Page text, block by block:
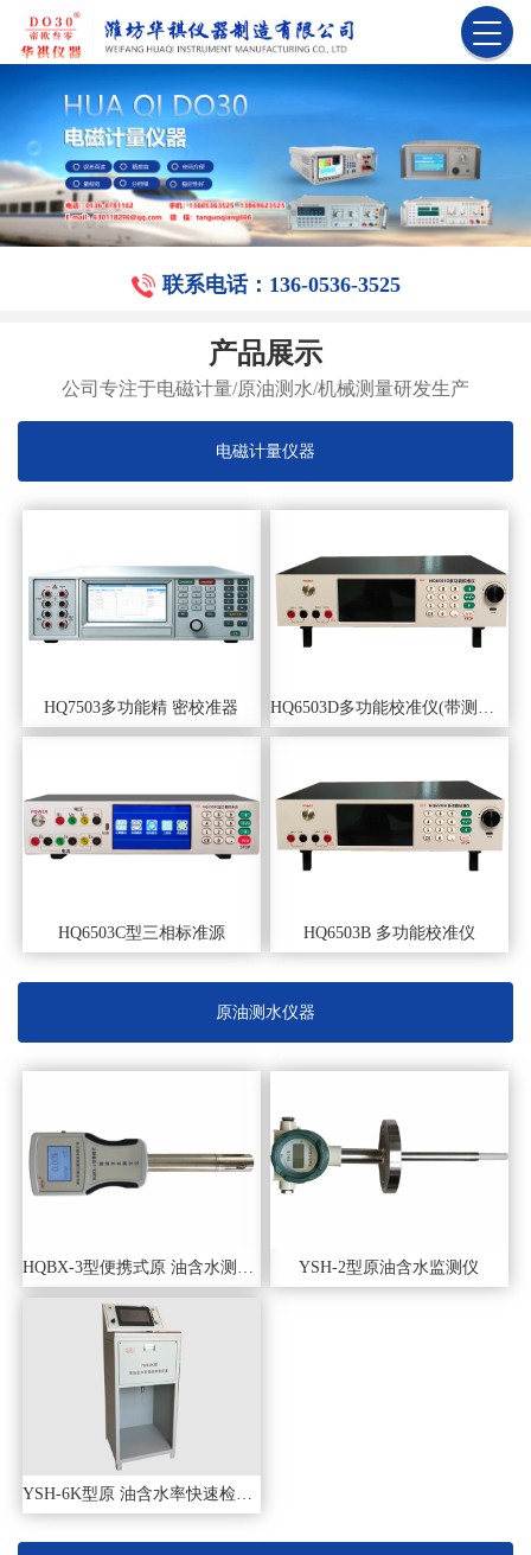
联系电话：136-0536-3525
产品展示
公司专注于电磁计量/原油测水/机械测量研发生产
电磁计量仪器
HQ7503多功能精 密校准器
HQ6503C型三相标准源 HQ6503B 多功能校准仪
原油测水仪器
HQBX-3型便携式原 油含水测定仪 YSH-2型原油含水监测仪
YSH-6K型原 油含水率快速检测装置